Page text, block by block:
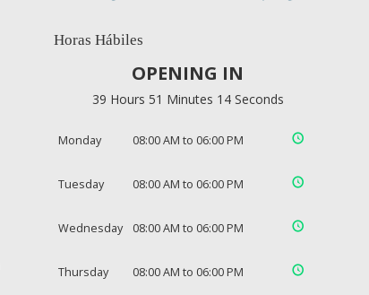
Horas Hábiles
OPENING IN
39 Hours 51 Minutes 13 Seconds
Monday 08:00 AM to 06:00 PM
Tuesday 08:00 AM to 06:00 PM
Wednesday 08:00 AM to 06:00 PM
Thursday 08:00 AM to 06:00 PM